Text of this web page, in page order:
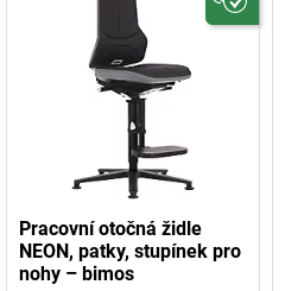
Pracovní otočná židle
NEON, patky, stupínek pro
nohy – bimos